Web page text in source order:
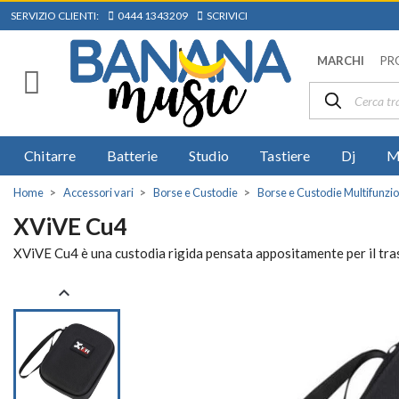
SERVIZIO CLIENTI: 0444 1343209 SCRIVICI
MARCHI
Chitarre Batterie Studio Tastiere Dj
Home Accessori vari Borse e Custodie Borse e Custodie
XViVE Cu4
XViVE Cu4 è una custodia rigida pensata appositamente per il
